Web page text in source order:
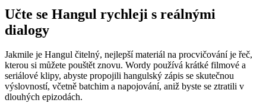
Učte se Hangul rychleji s reálnými
dialogy
Jakmile je Hangul čitelný, nejlepší materiál na procvičování je řeč,
kterou si můžete pouštět znovu. Wordy používá krátké filmové a
seriálové klipy, abyste propojili hangulský zápis se skutečnou
výslovností, včetně batchim a napojování, aniž byste se ztratili v
dlouhých epizodách.